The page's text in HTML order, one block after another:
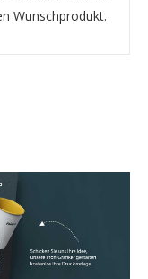
Wunschprodukt.